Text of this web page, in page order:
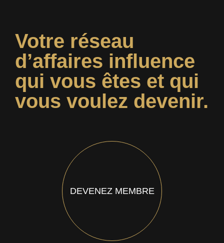
Votre réseau
d’affaires influence
qui vous êtes et qui
vous voulez devenir.
DEVENEZ MEMBRE